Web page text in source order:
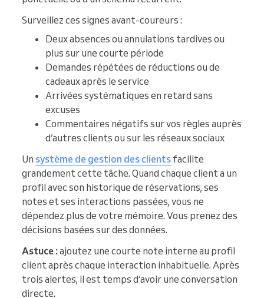
Surveillez ces signes avant-coureurs :
Deux absences ou annulations tardives ou
plus sur une courte période
Demandes répétées de réductions ou de
cadeaux après le service
Arrivées systématiques en retard sans
excuses
Commentaires négatifs sur vos règles auprès
d’autres clients ou sur les réseaux sociaux
Un système de gestion des clients facilite
grandement cette tâche. Quand chaque client a un
profil avec son historique de réservations, ses
notes et ses interactions passées, vous ne
dépendez plus de votre mémoire. Vous prenez des
décisions basées sur des données.
Astuce :ajoutez une courte note interne au profil
client après chaque interaction inhabituelle. Après
trois alertes, il est temps d’avoir une conversation
directe.